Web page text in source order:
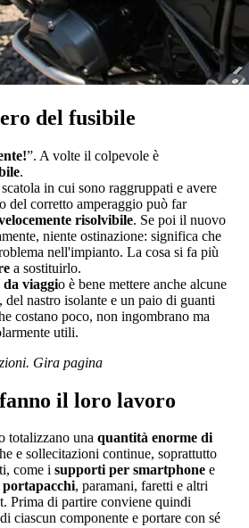
del fusibile
”. A volte il colpevole è
.
in cui sono raggruppati e avere
del corretto amperaggio può far
risolvibile. Se poi il nuovo
niente ostinazione: significa che
nell'impianto. La cosa si fa più
a sostituirlo.
da viaggio è bene mettere anche alcune
, del nastro isolante e un paio di guanti
costano poco, non ingombrano ma
utili.
Gira pagina
il loro lavoro
totalizzano una quantità enorme di
e sollecitazioni continue, soprattutto
come i supporti per smartphone e
portapacchi, paramani, faretti e altri
Prima di partire conviene quindi
ciascun componente e portare con sé